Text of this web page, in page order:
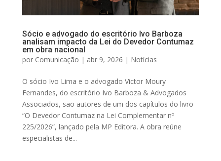
Sócio e advogado do escritório Ivo Barboza
analisam impacto da Lei do Devedor Contumaz
em obra nacional
por Comunicação | abr 9, 2026 | Notícias
O sócio Ivo Lima e o advogado Victor Moury
Fernandes, do escritório Ivo Barboza & Advogados
Associados, são autores de um dos capítulos do livro
“O Devedor Contumaz na Lei Complementar nº
225/2026”, lançado pela MP Editora. A obra reúne
especialistas de...